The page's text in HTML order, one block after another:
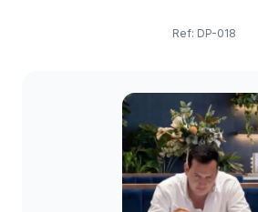
Ref: DP-018